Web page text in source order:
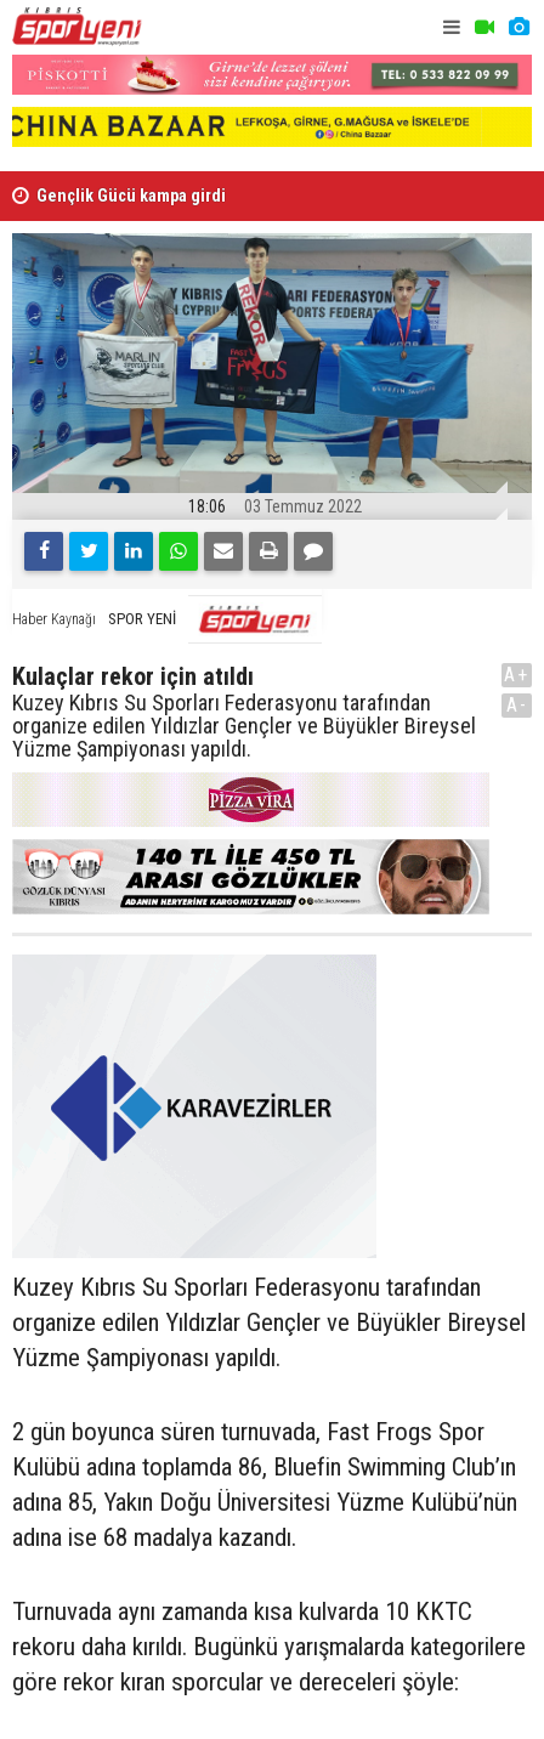
Gençlik Gücü kampa girdi
18:06 03 Temmuz 2022
Haber Kaynağı SPOR YENİ
Kulaçlar rekor için atıldı
Kuzey Kıbrıs Su Sporları Federasyonu tarafından
organize edilen Yıldızlar Gençler ve Büyükler Bireysel
Yüzme Şampiyonası yapıldı.
A+
A-
Kuzey Kıbrıs Su Sporları Federasyonu tarafından
organize edilen Yıldızlar Gençler ve Büyükler Bireysel
Yüzme Şampiyonası yapıldı.
2 gün boyunca süren turnuvada, Fast Frogs Spor
Kulübü adına toplamda 86, Bluefin Swimming Club’ın
adına 85, Yakın Doğu Üniversitesi Yüzme Kulübü’nün
adına ise 68 madalya kazandı.
Turnuvada aynı zamanda kısa kulvarda 10 KKTC
rekoru daha kırıldı. Bugünkü yarışmalarda kategorilere
göre rekor kıran sporcular ve dereceleri şöyle: